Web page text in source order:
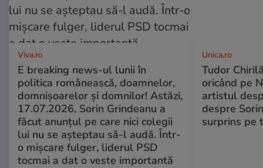
Viva.ro
E breaking news-ul lunii în
politica românească, doamnelor,
domnișoarelor și domnilor! Astăzi,
17.07.2026, Sorin Grindeanu a
făcut anunțul pe care nici colegii
lui nu se așteptau să-l audă. Într-
o mișcare fulger, liderul PSD
tocmai a dat o veste importantă
Unica.ro
Tudor
oricând pe
artistul
despre
surprins pe